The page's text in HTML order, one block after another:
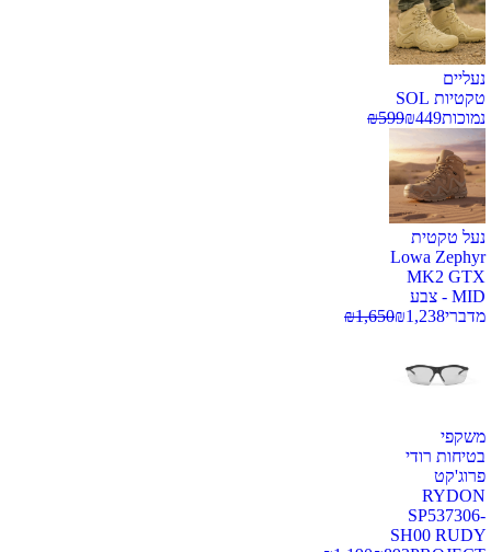
נעליים
טקטיות SOL
נמוכות
₪449
₪599
נעל טקטית
Lowa Zephyr
MK2 GTX
MID - צבע
מדברי
₪1,238
₪1,650
משקפי
בטיחות רודי
פרוג'קט
RYDON
SP537306-
SH00 RUDY